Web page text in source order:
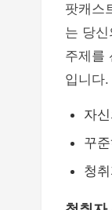
팟캐스
는 당
주제를
입니다.
자
꾸
청